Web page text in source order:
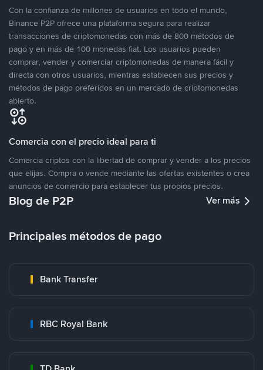
Con la confianza de millones de usuarios en todo el mundo,
Binance P2P ofrece una plataforma segura para realizar
transacciones de criptomonedas con más de 800 métodos de
pago y en más de 100 monedas fiat. Los usuarios pueden
comprar, vender y comerciar criptomonedas de manera fácil y
directa con otros usuarios, mientras establecen sus precios y
métodos de pago preferidos en un mercado de criptomonedas
abierto.
Comercia con el precio ideal para ti
Comercia criptos con la libertad de comprar y vender a los precios
que elijas. Compra o vende mediante las ofertas existentes o crea
anuncios de comercio para establecer tus propios precios.
Blog de P2P Ver más
Principales métodos de pago
Bank Transfer
RBC Royal Bank